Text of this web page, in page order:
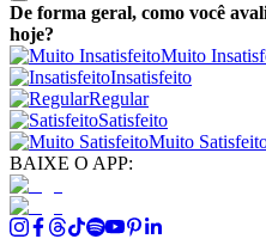
De forma geral, como você
hoje?
Muito
Insatisfeito
Regular
Satisfeito
Muito
BAIXE O APP: